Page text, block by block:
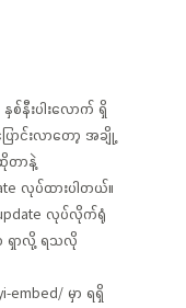
စ်နီးပါးလောက် ရှိ
ောင်းလာတော့ အချို့
တာနဲ့
လုပ်ထားပါတယ်။
လုပ်လိုက်ရုံ
ာ ရှာလို့ ရသလို
embed/ မှာ ရရှိ